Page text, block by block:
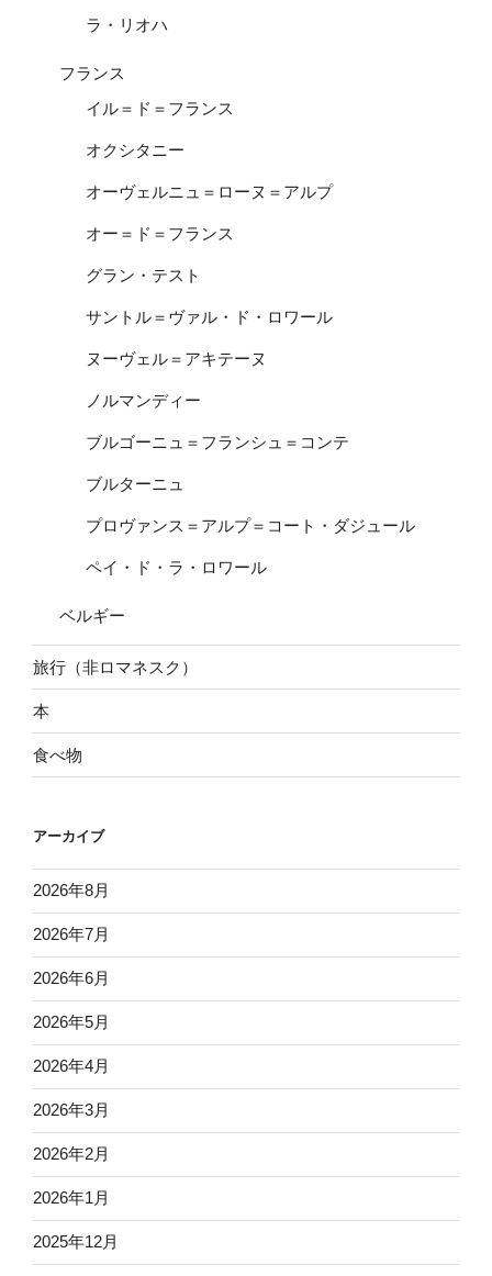
ラ・リオハ
フランス
イル＝ド＝フランス
オクシタニー
オーヴェルニュ＝ローヌ＝アルプ
オー＝ド＝フランス
グラン・テスト
サントル＝ヴァル・ド・ロワール
ヌーヴェル＝アキテーヌ
ノルマンディー
ブルゴーニュ＝フランシュ＝コンテ
ブルターニュ
プロヴァンス＝アルプ＝コート・ダジュール
ペイ・ド・ラ・ロワール
ベルギー
旅行（非ロマネスク）
本
食べ物
アーカイブ
2026年8月
2026年7月
2026年6月
2026年5月
2026年4月
2026年3月
2026年2月
2026年1月
2025年12月